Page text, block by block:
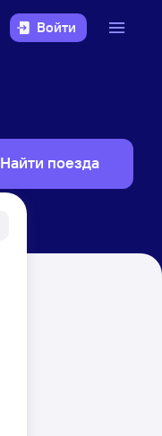
Войти
Найти поезда